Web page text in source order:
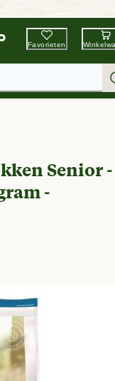
& Dier
Favorieten
Senior -
-